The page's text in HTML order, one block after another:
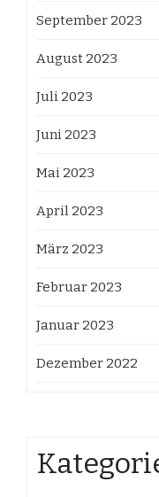
September 2023
August 2023
Juli 2023
Juni 2023
Mai 2023
April 2023
März 2023
Februar 2023
Januar 2023
Dezember 2022